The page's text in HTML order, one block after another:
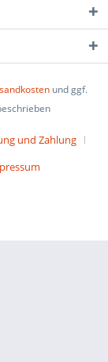
und ggf.
und Zahlung